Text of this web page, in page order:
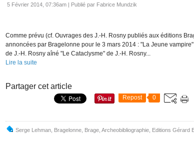
5 Février 2014, 07:36am | Publié par Fabrice Mundzik
Comme prévu (cf. Ouvrages des J.-H. Rosny publiés aux éditions
annoncées par Bragelonne pour le 3 mars 2014 : "La Jeune
de J.-H. Rosny aîné "Le Cataclysme" de J.-H. Rosny...
Lire la suite
Partager cet article
Repost 0
Serge Lehman Bragelonne Brage Archeobibliographie Editions Gérard